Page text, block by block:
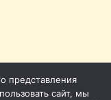
представления
сайт, мы